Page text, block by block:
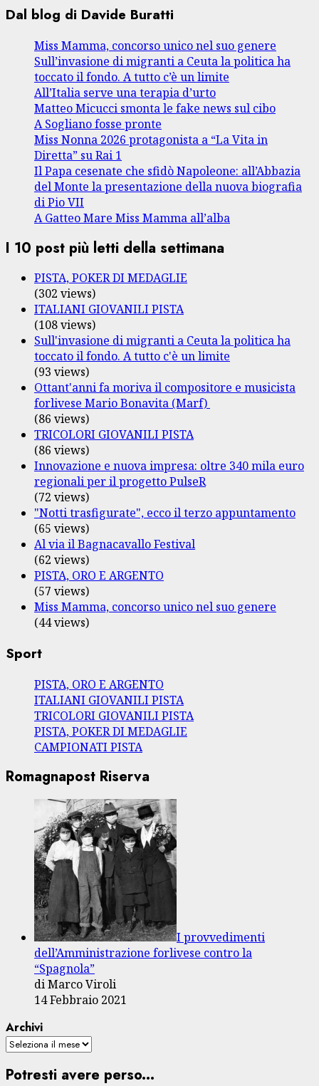
Dal blog di Davide Buratti
Miss Mamma, concorso unico nel suo genere
Sull’invasione di migranti a Ceuta la politica ha
toccato il fondo. A tutto c’è un limite
All’Italia serve una terapia d’urto
Matteo Micucci smonta le fake news sul cibo
A Sogliano fosse pronte
Miss Nonna 2026 protagonista a “La Vita in
Diretta” su Rai 1
Il Papa cesenate che sfidò Napoleone: all’Abbazia
del Monte la presentazione della nuova biografia
di Pio VII
A Gatteo Mare Miss Mamma all’alba
I 10 post più letti della settimana
PISTA, POKER DI MEDAGLIE
(302 views)
ITALIANI GIOVANILI PISTA
(108 views)
Sull'invasione di migranti a Ceuta la politica ha
toccato il fondo. A tutto c'è un limite
(93 views)
Ottant'anni fa moriva il compositore e musicista
forlivese Mario Bonavita (Marf)
(86 views)
TRICOLORI GIOVANILI PISTA
(86 views)
Innovazione e nuova impresa: oltre 340 mila euro
regionali per il progetto PulseR
(72 views)
"Notti trasfigurate", ecco il terzo appuntamento
(65 views)
Al via il Bagnacavallo Festival
(62 views)
PISTA, ORO E ARGENTO
(57 views)
Miss Mamma, concorso unico nel suo genere
(44 views)
Sport
PISTA, ORO E ARGENTO
ITALIANI GIOVANILI PISTA
TRICOLORI GIOVANILI PISTA
PISTA, POKER DI MEDAGLIE
CAMPIONATI PISTA
Romagnapost Riserva
I provvedimenti
dell’Amministrazione forlivese contro la
“Spagnola”
di Marco Viroli
14 Febbraio 2021
Archivi
Potresti avere perso...